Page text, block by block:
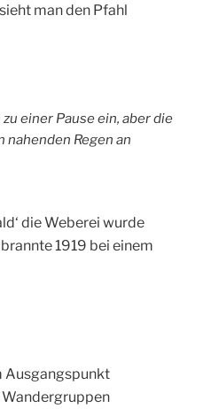
man den Pfahl
einer Pause ein, aber die
Regen an
die Weberei wurde
1919 bei einem
Ausgangspunkt